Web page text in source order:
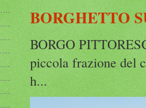
BORGHETTO
BORGO
piccola frazione del
h...